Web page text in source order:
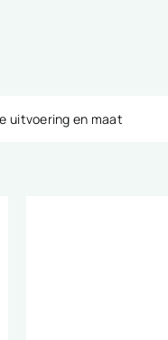
uitvoering en maat